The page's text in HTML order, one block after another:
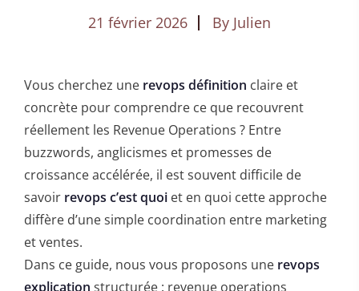
21 février 2026 By Julien
Vous cherchez une revops définition claire et
concrète pour comprendre ce que recouvrent
réellement les Revenue Operations ? Entre
buzzwords, anglicismes et promesses de
croissance accélérée, il est souvent difficile de
savoir revops c’est quoi et en quoi cette approche
diffère d’une simple coordination entre marketing
et ventes.
Dans ce guide, nous vous proposons une revops
explication structurée : revenue operations